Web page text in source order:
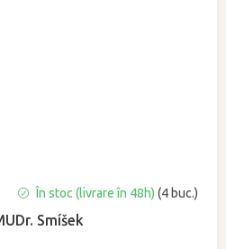
Smíšek
În stoc (livrare în 48h)(4 buc.)